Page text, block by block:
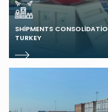
SHIPMENTS
TURKEY